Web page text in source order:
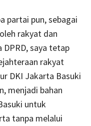
partai pun, sebagai
rakyat dan
saya tetap
rakyat
DKI Jakarta Basuki
menjadi bahan
untuk
tanpa melalui